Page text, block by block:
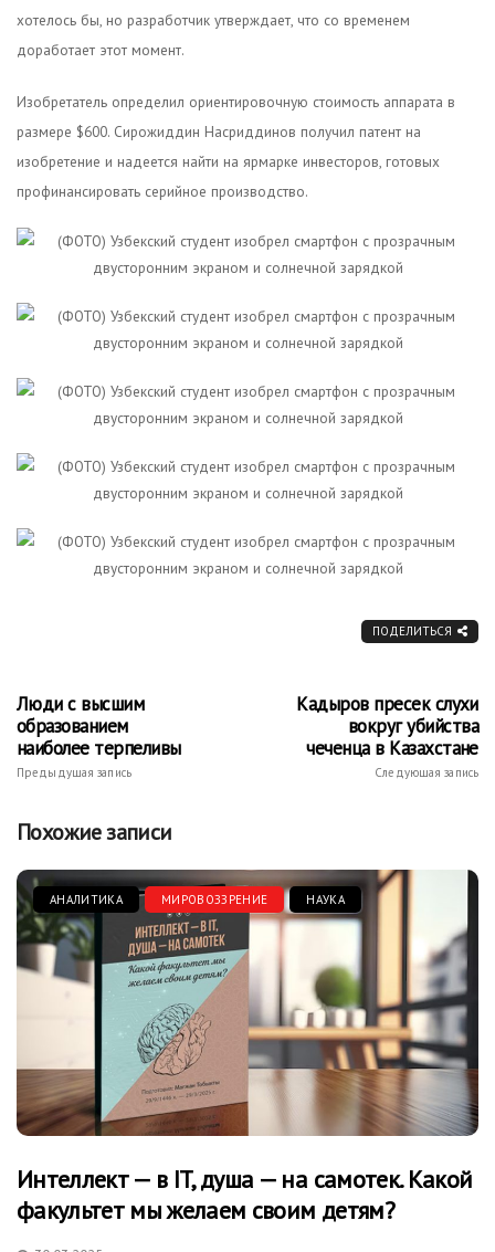
хотелось бы, но разработчик утверждает, что со временем
доработает этот момент.
Изобретатель определил ориентировочную стоимость аппарата в
размере $600. Сирожиддин Насриддинов получил патент на
изобретение и надеется найти на ярмарке инвесторов, готовых
профинансировать серийное производство.
ПОДЕЛИТЬСЯ
Люди с высшим
образованием
наиболее терпеливы
Предыдущая запись
Кадыров пресек слухи
вокруг убийства
чеченца в Казахстане
Следующая запись
Похожие записи
АНАЛИТИКА МИРОВОЗЗРЕНИЕ НАУКА
Интеллект — в IT, душа — на самотек. Какой
факультет мы желаем своим детям?